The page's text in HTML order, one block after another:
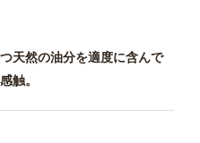
天然の油分を適度に含んで
触。